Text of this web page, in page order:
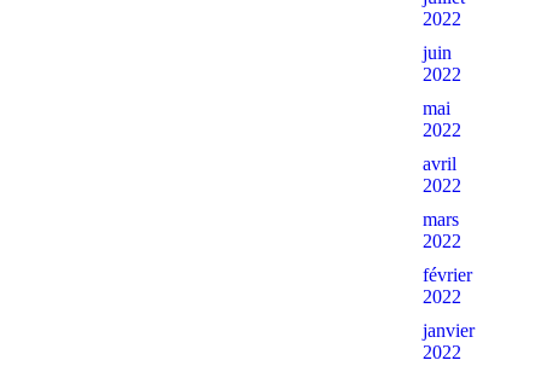
2022
juin
2022
mai
2022
avril
2022
mars
2022
février
2022
janvier
2022